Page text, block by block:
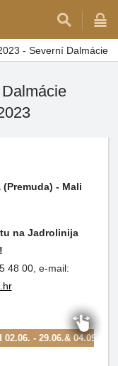
- Severní Dalmácie
- Mali
na Jadrolinija
48 00, e-mail:
02.06. - 29.06.& 04.09. -